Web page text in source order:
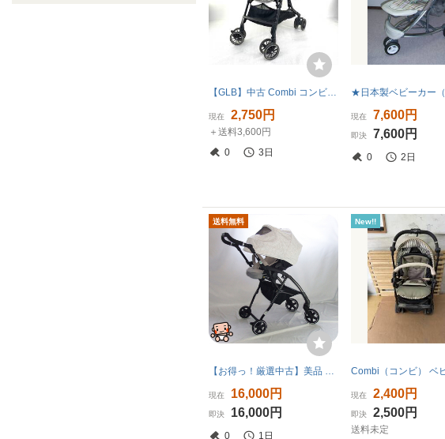
【GLB】中古 Combi コンビ スゴカル 4キャス compact エッグショック HH アドミラルグレー ベビーカー°
現在 2,750円
＋送料3,600円
0
3日
現在 7,600円
即決 7,600円
0 2日
送料無料
【お得っ！厳選中古】美品 ベビーカー Combi コンビ AttO type-L アット タイプ エル 両対面 A型 1カ月から3歳 ハイシート【A.美品】
現在 16,000円
即決 16,000円
0 1日
New!!
現在 2,400円
即決 2,500円
送料未定